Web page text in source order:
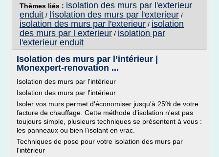
Thèmes liés : isolation des murs par l'exterieur
enduit / l'isolation des murs par l'exterieur /
isolation des murs par l'exterieur / isolation
des murs par l exterieur / isolation par
l'exterieur enduit
Isolation des murs par l’intérieur |
Monexpert-renovation ...
Isolation des murs par l'intérieur
Isolation des murs par l'intérieur
Isoler vos murs permet d'économiser jusqu'à 25% de votre
facture de chauffage. Cette méthode d'isolation n'est pas
toujours simple, plusieurs techniques se présentent à vous :
les panneaux ou bien l'isolant en vrac.
Techniques de pose pour votre isolation des murs par
l'intérieur